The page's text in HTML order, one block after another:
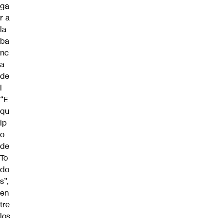
ga
r a
la
ba
nc
a
de
l
“E
qu
ip
o
de
To
do
s”,
en
tre